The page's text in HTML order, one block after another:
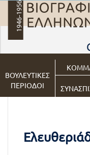
ΒΟΥΛΕΥΤΙΚΕΣ
ΠΕΡΙΟΔΟΙ